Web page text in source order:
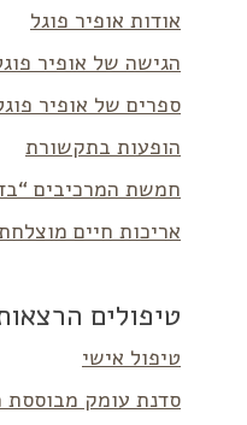
אודות אופיר פוגל
הגישה של אופיר
ספרים של אופיר
הופעות בתקשורת
חמשת המרכיבים
אריכות חיים
טיפולים
טיפול אישי
סדנת עומק